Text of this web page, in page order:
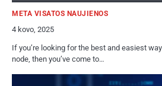
META VISATOS NAUJIENOS
4 kovo, 2025
If you’re looking for the best and easiest
node, then you’ve come to…